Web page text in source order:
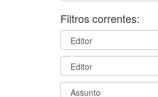
Filtros correntes: